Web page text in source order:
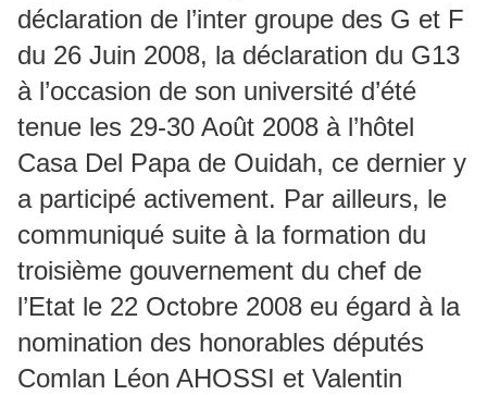
déclaration de l’inter groupe des G et F
du 26 Juin 2008, la déclaration du G13
à l’occasion de son université d’été
tenue les 29-30 Août 2008 à l’hôtel
Casa Del Papa de Ouidah, ce dernier y
a participé activement. Par ailleurs, le
communiqué suite à la formation du
troisième gouvernement du chef de
l’Etat le 22 Octobre 2008 eu égard à la
nomination des honorables députés
Comlan Léon AHOSSI et Valentin